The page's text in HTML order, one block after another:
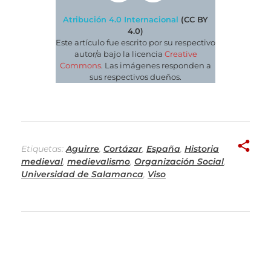
Atribución 4.0 Internacional (CC BY
4.0)
Este artículo fue escrito por su respectivo
autor/a bajo la licencia Creative
Commons. Las imágenes responden a
sus respectivos dueños.
Etiquetas:Aguirre, Cortázar, España, Historia
medieval, medievalismo, Organización Social,
Universidad de Salamanca, Viso